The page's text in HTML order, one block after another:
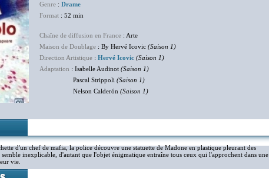
Genre : Drame
Format : 52 min
Chaîne de diffusion en France : Arte
Maison de Doublage : By Hervé Icovic (Saison 1)
Direction Artistique : Hervé Icovic (Saison 1)
Adaptation : Isabelle Audinot (Saison 1)
Pascal Strippoli (Saison 1)
Nelson Calderón (Saison 1)
d'un chef de mafia, la police découvre une statuette de Madone en plastique pleurant des
semble inexplicable, d'autant que l'objet énigmatique entraîne tous ceux qui l'approchent dans une
vie.